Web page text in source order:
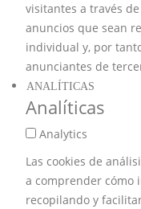
visitantes a través
anuncios que sean
individual y, por
anunciantes de
ANALÍTICAS
Analíticas
Analytics
Las cookies de
a comprender cómo
recopilando y